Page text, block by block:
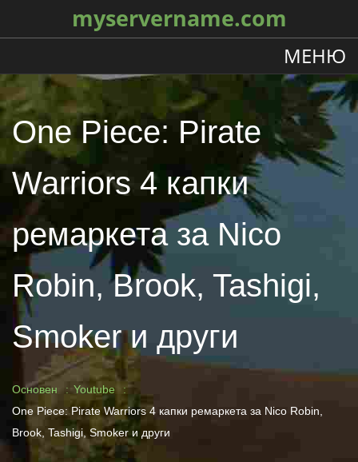
myservername.com
МЕНЮ
One Piece: Pirate
Warriors 4 капки
ремаркета за Nico
Robin, Brook, Tashigi,
Smoker и други
Основен
Youtube
One Piece: Pirate Warriors 4 капки ремаркета за Nico Robin,
Brook, Tashigi, Smoker и други